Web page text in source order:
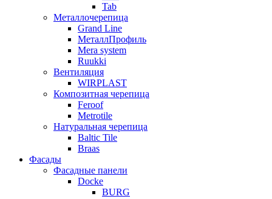
Tab
Металлочерепица
Grand Line
МеталлПрофиль
Mera system
Ruukki
Вентиляция
WIRPLAST
Композитная черепица
Feroof
Metrotile
Натуральная черепица
Baltic Tile
Braas
Фасады
Фасадные панели
Docke
BURG